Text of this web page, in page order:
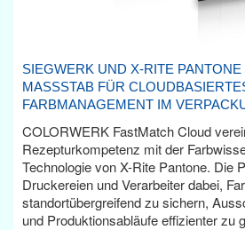
SIEGWERK UND X-RITE
MASSSTAB FÜR CLOUDBASIERTES
ARBMANAGEMENT IM
COLORWERK FastMatch Cloud
Rezepturkompetenz mit der
Technologie von X-Rite Pantone. Die
Druckereien und Verarbeiter dabei,
standortübergreifend zu sichern,
und Produktionsabläufe effizienter zu